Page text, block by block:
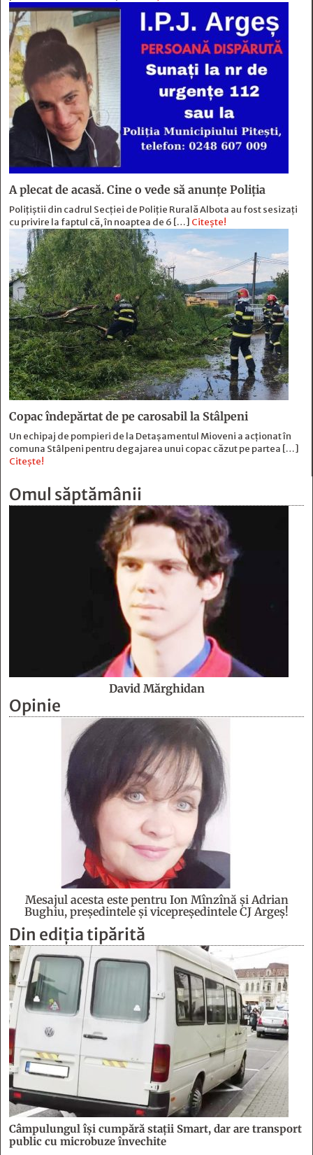
A plecat de acasă. Cine o vede să anunțe Poliția
Polițiștii din cadrul Secției de Poliție Rurală Albota au fost sesizați
cu privire la faptul că, în noaptea de 6 […] Citește!
Copac îndepărtat de pe carosabil la Stâlpeni
Un echipaj de pompieri de la Detașamentul Mioveni a acționat în
comuna Stâlpeni pentru degajarea unui copac căzut pe partea […]
Citește!
Omul săptămânii
David Mărghidan
Opinie
Mesajul acesta este pentru Ion Mînzînă şi Adrian
Bughiu, preşedintele şi vicepreşedintele CJ Argeş!
Din ediția tipărită
Câmpulungul îşi cumpără staţii Smart, dar are transport
public cu microbuze învechite